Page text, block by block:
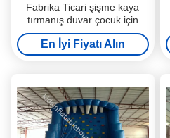
Fabrika Ticari şişme kaya
tırmanış duvar çocuk için
yangın geçirmez PVC terpen
En İyi Fiyatı Alın